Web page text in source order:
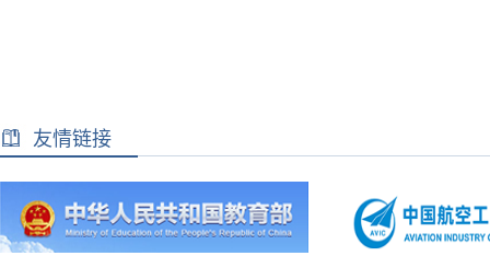
友情链接